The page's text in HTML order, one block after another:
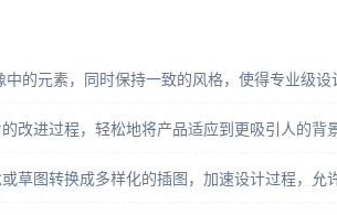
的元素，同时保持一致的风格，使得专业级
改进过程，轻松地将产品适应到更吸引人的背
草图转换成多样化的插图，加速设计过程，允